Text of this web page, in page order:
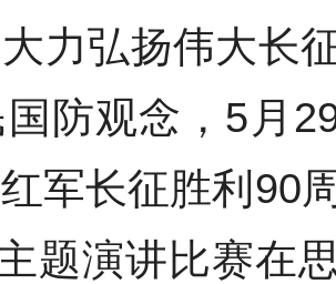
力弘扬伟大长
防观念，5月
军长征胜利90
题演讲比赛在